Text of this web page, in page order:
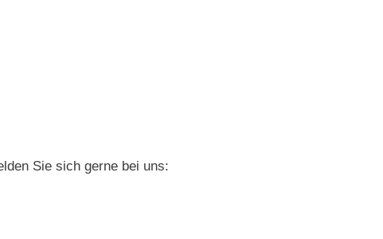
Sie sich gerne bei uns: